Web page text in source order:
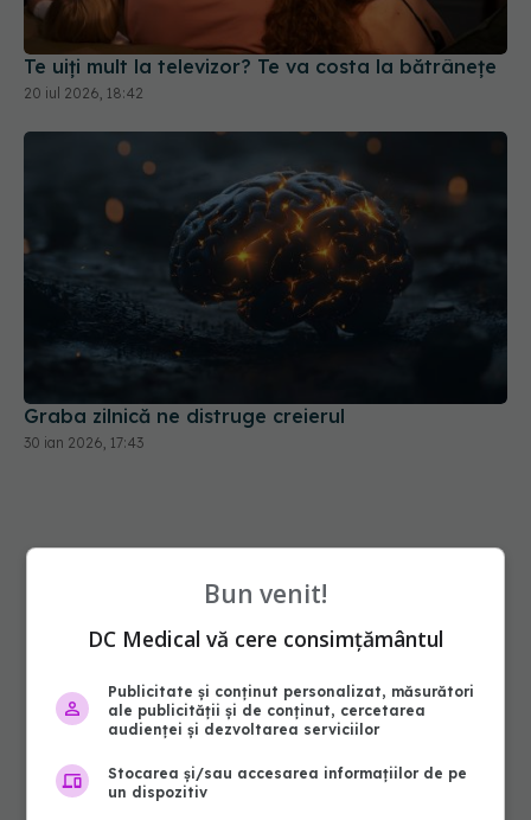
Te uiți mult la televizor? Te va costa la bătrânețe
20 iul 2026, 18:42
Graba zilnică ne distruge creierul
30 ian 2026, 17:43
Bun venit!
DC Medical vă cere consimțământul
Publicitate și conținut personalizat, măsurători
ale publicității și de conținut, cercetarea
audienței și dezvoltarea serviciilor
Stocarea și/sau accesarea informațiilor de pe
un dispozitiv